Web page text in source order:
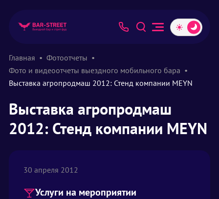
Главная
Фотоотчеты
Фото и видеоотчеты выездного мобильного бара
Выставка агропродмаш 2012: Стенд компании MEYN
Выставка агропродмаш
2012: Стенд компании MEYN
30 апреля 2012
Услуги на мероприятии